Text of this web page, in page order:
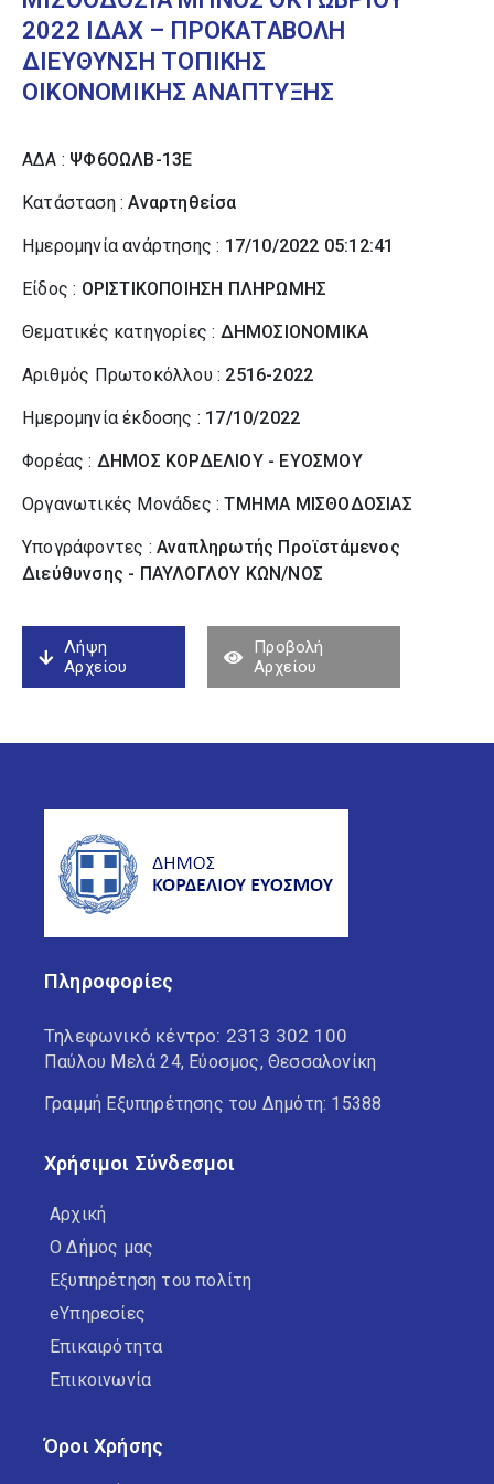
2022 ΙΔΑΧ – ΠΡΟΚΑΤΑΒΟΛΗ
ΔΙΕΥΘΥΝΣΗ ΤΟΠΙΚΗΣ
ΟΙΚΟΝΟΜΙΚΗΣ ΑΝΑΠΤΥΞΗΣ
ΑΔΑ : ΨΦ6ΟΩΛΒ-13Ε
Κατάσταση :Αναρτηθείσα
Ημερομηνία ανάρτησης : 17/10/2022 05:12:41
Είδος : ΟΡΙΣΤΙΚΟΠΟΙΗΣΗ ΠΛΗΡΩΜΗΣ
Θεματικές κατηγορίες : ΔΗΜΟΣΙΟΝΟΜΙΚΑ
Αριθμός Πρωτοκόλλου : 2516-2022
Ημερομηνία έκδοσης : 17/10/2022
Φορέας : ΔΗΜΟΣ ΚΟΡΔΕΛΙΟΥ - ΕΥΟΣΜΟΥ
Οργανωτικές Μονάδες :ΤΜΗΜΑ ΜΙΣΘΟΔΟΣΙΑΣ
Υπογράφοντες : Αναπληρωτής Προϊστάμενος
Διεύθυνσης - ΠΑΥΛΟΓΛΟΥ ΚΩΝ/ΝΟΣ
Λήψη
Αρχείου
Προβολή
Αρχείου
Πληροφορίες
Τηλεφωνικό κέντρο: 2313 302 100
Παύλου Μελά 24, Εύοσμος, Θεσσαλονίκη
Γραμμή Εξυπηρέτησης του Δημότη: 15388
Χρήσιμοι Σύνδεσμοι
Αρχική
Ο Δήμος μας
Εξυπηρέτηση του πολίτη
eΥπηρεσίες
Επικαιρότητα
Επικοινωνία
Όροι Χρήσης